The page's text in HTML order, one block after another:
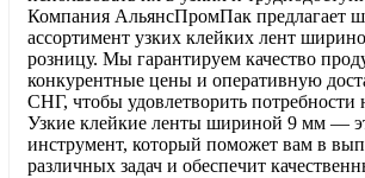
Компания АльянсПромПак предлагает
ассортимент узких клейких лент
розницу. Мы гарантируем качество
конкурентные цены и оперативную
СНГ, чтобы удовлетворить потребности
Узкие клейкие ленты шириной 9 мм —
инструмент, который поможет вам в
различных задач и обеспечит